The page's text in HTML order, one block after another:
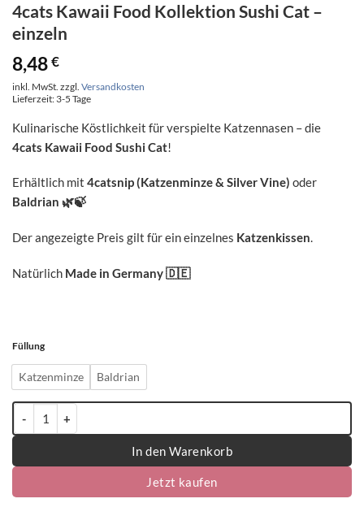
4cats Kawaii Food Kollektion Sushi Cat –
einzeln
8,48€
inkl. MwSt. zzgl. Versandkosten
Lieferzeit: 3-5 Tage
Kulinarische Köstlichkeit für verspielte Katzennasen – die
4cats Kawaii Food Sushi Cat!
Erhältlich mit 4catsnip (Katzenminze & Silver Vine) oder
Baldrian 🌿🍃
Der angezeigte Preis gilt für ein einzelnes Katzenkissen.
Natürlich Made in Germany🇩🇪
Füllung
Katzenminze Baldrian
In den Warenkorb
Jetzt kaufen